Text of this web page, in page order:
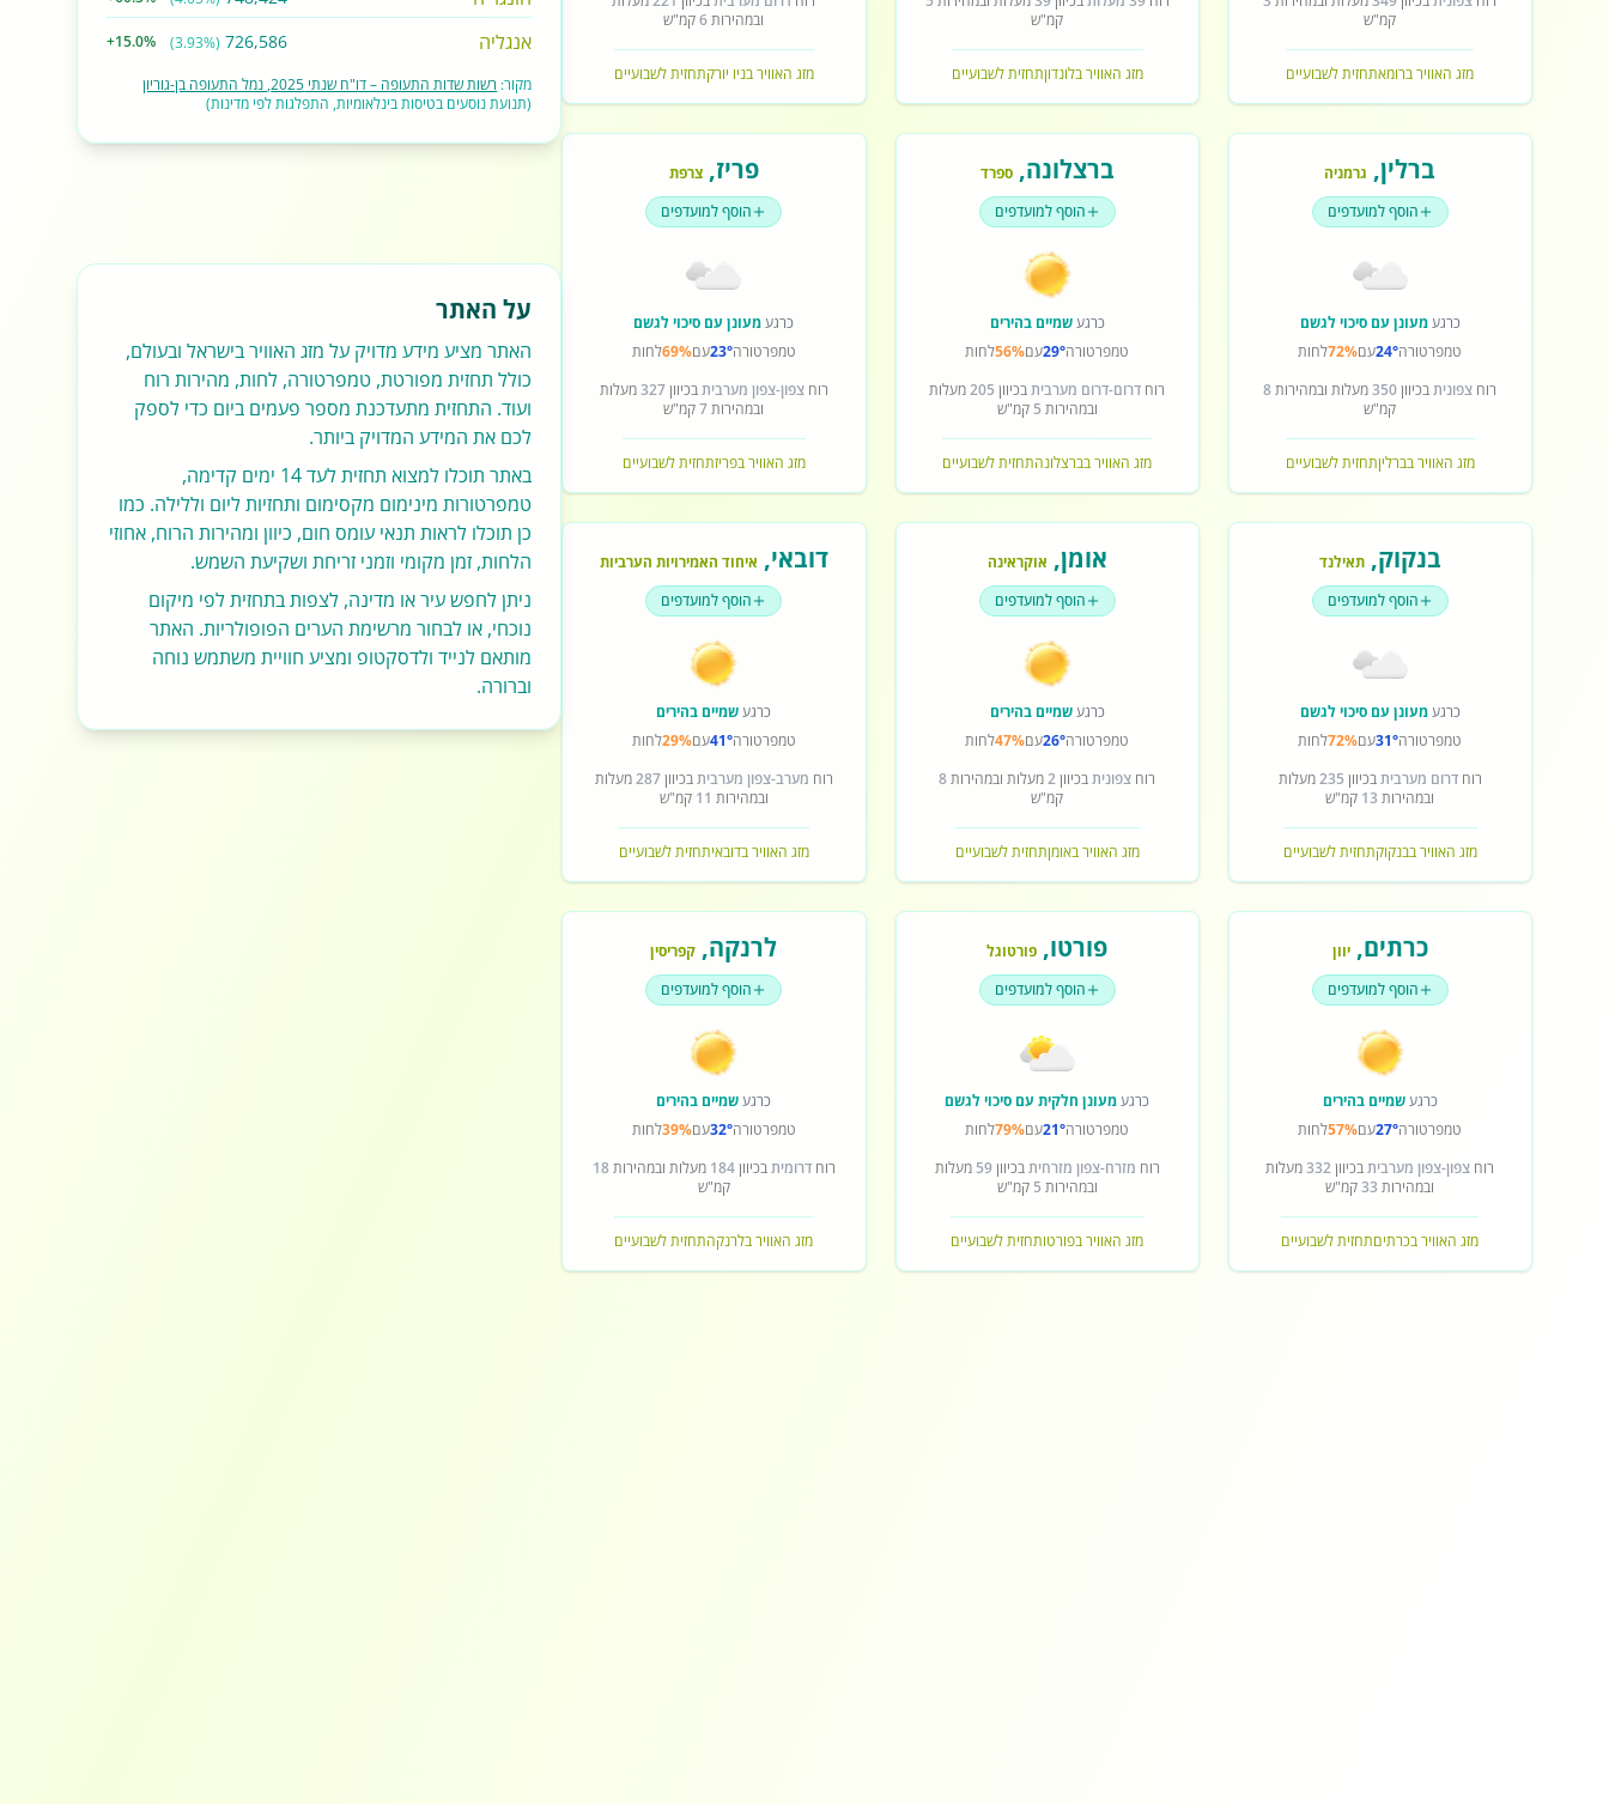
קמ"ש
מזג האוויר ברומאתחזית לשבועיים
קמ"ש
מזג האוויר בלונדוןתחזית לשבועיים
ובמהירות6קמ"ש
מזג האוויר בניו יורקתחזית לשבועיים
ברלין, גרמניה
הוסף למועדפים
כרגעמעונן עם סיכוי לגשם
טמפרטורה24°עם72%לחות
רוח צפוניתבכיוון350מעלות ובמהירות8
קמ"ש
מזג האוויר בברליןתחזית לשבועיים
ברצלונה,ספרד
הוסף למועדפים
כרגעשמיים בהירים
טמפרטורה29°עם56%לחות
רוח דרום-דרום מערביתבכיוון 205מעלות
ובמהירות 5 קמ"ש
מזג האוויר בברצלונהתחזית לשבועיים
פריז,צרפת
הוסף למועדפים
כרגעמעונן עם סיכוי לגשם
טמפרטורה23°עם69%לחות
רוחצפון-צפון מערביתבכיוון327מעלות
ובמהירות7קמ"ש
מזג האוויר בפריזתחזית לשבועיים
בנקוק,תאילנד
הוסף למועדפים
כרגעמעונן עם סיכוי לגשם
טמפרטורה31°עם72%לחות
רוחדרום מערביתבכיוון 235מעלות
ובמהירות 13 קמ"ש
מזג האוויר בבנקוקתחזית לשבועיים
אומן, אוקראינה
הוסף למועדפים
כרגעשמיים בהירים
טמפרטורה26°עם47%לחות
רוח צפוניתבכיוון2מעלות ובמהירות8
קמ"ש
מזג האוויר באומןתחזית לשבועיים
דובאי, איחוד האמירויות הערביות
הוסף למועדפים
כרגעשמיים בהירים
טמפרטורה41°עם29%לחות
רוח מערב-צפון מערביתבכיוון287מעלות
ובמהירות 11 קמ"ש
מזג האוויר בדובאיתחזית לשבועיים
כרתים,יוון
הוסף למועדפים
כרגעשמיים בהירים
טמפרטורה27°עם57%לחות
רוח צפון-צפון מערביתבכיוון332מעלות
ובמהירות 33קמ"ש
מזג האוויר בכרתיםתחזית לשבועיים
פורטו, פורטוגל
הוסף למועדפים
כרגעמעונן חלקית עם סיכוי לגשם
טמפרטורה21°עם79%לחות
רוח מזרח-צפון מזרחיתבכיוון59 מעלות
ובמהירות 5 קמ"ש
מזג האוויר בפורטותחזית לשבועיים
לרנקה, קפריסין
הוסף למועדפים
כרגעשמיים בהירים
טמפרטורה32°עם39%לחות
רוחדרומיתבכיוון184 מעלות ובמהירות18
קמ"ש
מזג האוויר בלרנקהתחזית לשבועיים
אנגליה 726,586
(3.93%)
+15.0%
מקור: רשות שדות התעופה – דו"ח שנתי 2025, נמל התעופה בן-גוריון
(תנועת נוסעים בטיסות בינלאומיות, התפלגות לפי מדינות)
על האתר
האתר מציע מידע מדויק על מזג האוויר בישראל ובעולם,
כולל תחזית מפורטת, טמפרטורה, לחות, מהירות רוח
ועוד. התחזית מתעדכנת מספר פעמים ביום כדי לספק
לכם את המידע המדויק ביותר.
באתר תוכלו למצוא תחזית לעד 14 ימים קדימה,
טמפרטורות מינימום מקסימום ותחזיות ליום וללילה. כמו
כן תוכלו לראות תנאי עומס חום, כיוון ומהירות הרוח, אחוזי
הלחות, זמן מקומי וזמני זריחת ושקיעת השמש.
ניתן לחפש עיר או מדינה, לצפות בתחזית לפי מיקום
נוכחי, או לבחור מרשימת הערים הפופולריות. האתר
מותאם לנייד ולדסקטופ ומציע חוויית משתמש נוחה
וברורה.